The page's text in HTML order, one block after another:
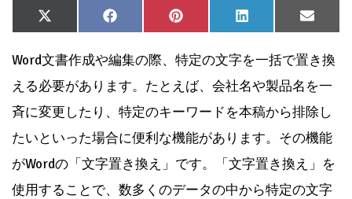
Share
on
X
(Twitter)
Share
on
Facebook
Share
on
Pinterest
Share
on
LinkedIn
Share
on
Email
Word文書作成や編集の際、特定の文字を一括で置き換
える必要があります。たとえば、会社名や製品名を一
斉に変更したり、特定のキーワードを本稿から排除し
たいといった場合に便利な機能があります。その機能
がWordの「文字置き換え」です。「文字置き換え」を
使用することで、数多くのデータの中から特定の文字